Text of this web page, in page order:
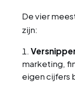
De vier
zijn:
marketing,
eigen cijfers